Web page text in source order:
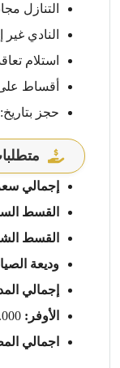
التنازل
النادي
استلام تعاقدي
أقساط على 10
حجز بتاريخ: 17-10-2024
إجمالي سعر
القسط
القسط
وديعة
إجمالي
الأوفر:
اجمالي المطلوب: